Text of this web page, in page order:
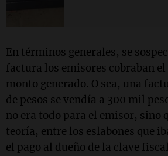
En términos generales, se
factura los emisores cobraban
monto generado. O sea, una
de pesos se vendía a 300 mil
no era todo para el emisor, sino
teoría, entre los eslabones que
el pago al dueño de la clave